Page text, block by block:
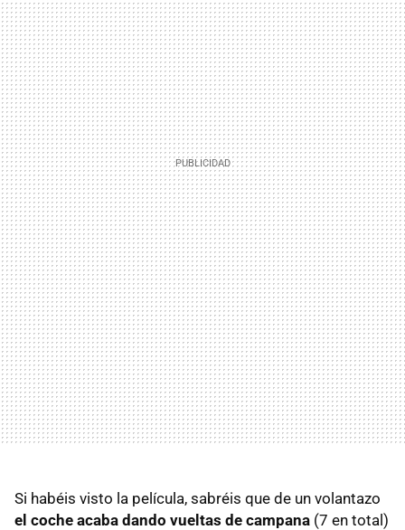
Si habéis visto la película, sabréis que de un volantazo
el coche acaba dando vueltas de campana (7 en total)